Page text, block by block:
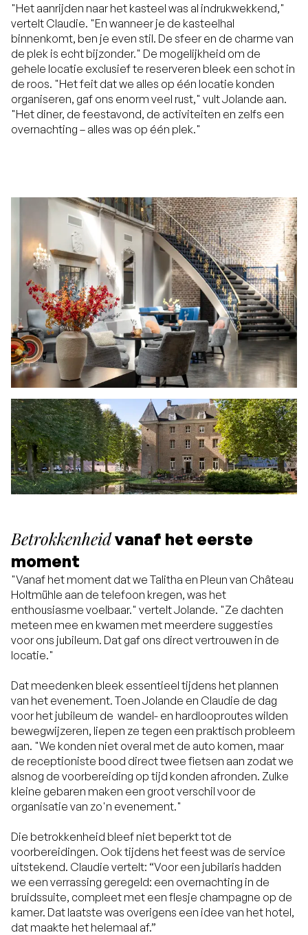
"Het aanrijden naar het kasteel was al indrukwekkend,"
vertelt Claudie. "En wanneer je de kasteelhal
binnenkomt, ben je even stil. De sfeer en de charme van
de plek is echt bijzonder." De mogelijkheid om de
gehele locatie exclusief te reserveren bleek een schot in
de roos. "Het feit dat we alles op één locatie konden
organiseren, gaf ons enorm veel rust," vult Jolande aan.
"Het diner, de feestavond, de activiteiten en zelfs een
overnachting – alles was op één plek."
Betrokkenheidvanaf het eerste
moment
"Vanaf het moment dat we Talitha en Pleun van Château
Holtmühle aan de telefoon kregen, was het
enthousiasme voelbaar." vertelt Jolande. "Ze dachten
meteen mee en kwamen met meerdere suggesties
voor ons jubileum. Dat gaf ons direct vertrouwen in de
locatie."
Dat meedenken bleek essentieel tijdens het plannen
van het evenement. Toen Jolande en Claudie de dag
voor het jubileum de wandel- en hardlooproutes wilden
bewegwijzeren, liepen ze tegen een praktisch probleem
aan. "We konden niet overal met de auto komen, maar
de receptioniste bood direct twee fietsen aan zodat we
alsnog de voorbereiding op tijd konden afronden. Zulke
kleine gebaren maken een groot verschil voor de
organisatie van zo'n evenement."
Die betrokkenheid bleef niet beperkt tot de
voorbereidingen. Ook tijdens het feest was de service
uitstekend. Claudie vertelt: “Voor een jubilaris hadden
we een verrassing geregeld: een overnachting in de
bruidssuite, compleet met een flesje champagne op de
kamer. Dat laatste was overigens een idee van het hotel,
dat maakte het helemaal af.”